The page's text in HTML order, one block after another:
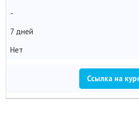
-
7 дней
Нет
Ссылка на